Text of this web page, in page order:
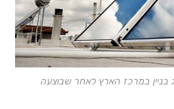
במרכז הארץ לאחר שבוצעה